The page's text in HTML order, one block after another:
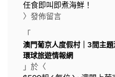
任食即叫即煮海鮮！
〉發佈留言
「
澳門葡京人度假村｜3間主
環球旅遊情報網
」於〈